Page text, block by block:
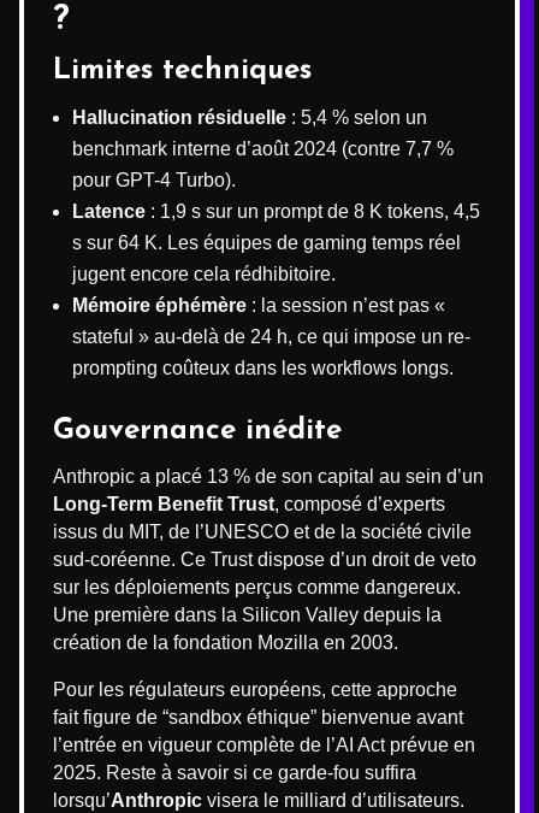
?
Limites techniques
Hallucination résiduelle : 5,4 % selon un
benchmark interne d’août 2024 (contre 7,7 %
pour GPT-4 Turbo).
Latence : 1,9 s sur un prompt de 8 K tokens, 4,5
s sur 64 K. Les équipes de gaming temps réel
jugent encore cela rédhibitoire.
Mémoire éphémère : la session n’est pas «
stateful » au-delà de 24 h, ce qui impose un re-
prompting coûteux dans les workflows longs.
Gouvernance inédite
Anthropic a placé 13 % de son capital au sein d’un
Long-Term Benefit Trust, composé d’experts
issus du MIT, de l’UNESCO et de la société civile
sud-coréenne. Ce Trust dispose d’un droit de veto
sur les déploiements perçus comme dangereux.
Une première dans la Silicon Valley depuis la
création de la fondation Mozilla en 2003.
Pour les régulateurs européens, cette approche
fait figure de “sandbox éthique” bienvenue avant
l’entrée en vigueur complète de l’AI Act prévue en
2025. Reste à savoir si ce garde-fou suffira
lorsqu’Anthropic visera le milliard d’utilisateurs.